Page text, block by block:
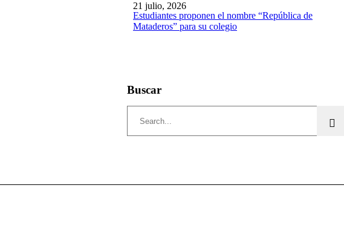
Estudiantes proponen el nombre “República de
Mataderos” para su colegio
21 julio, 2026
Buscar